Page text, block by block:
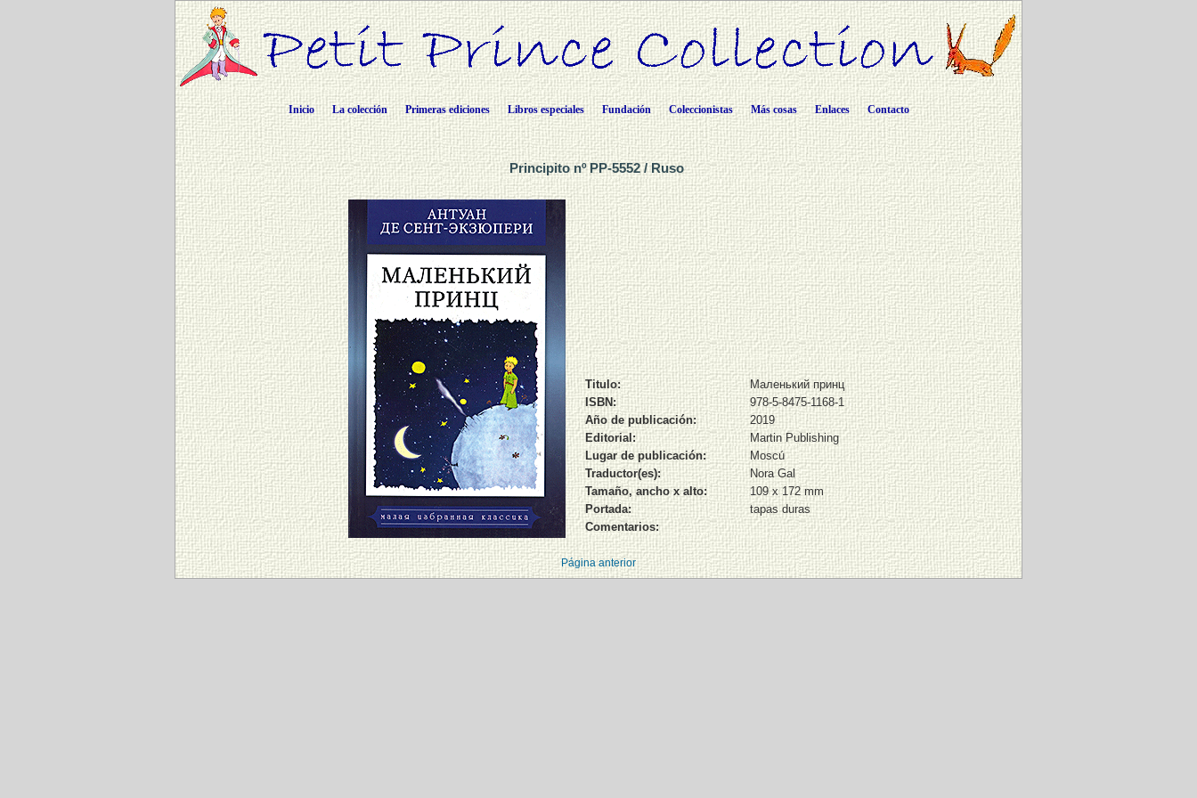
Inicio La colección Primeras ediciones Libros especiales Fundación Coleccionistas Más cosas Enlaces Contacto
Principito nº PP-5552 / Ruso
Titulo:
Маленький принц
ISBN:
978-5-8475-1168-1
Año de publicación:
2019
Editorial:
Martin Publishing
Lugar de publicación:
Moscú
Traductor(es):
Nora Gal
Tamaño, ancho x alto:
109 x 172 mm
Portada:
tapas duras
Comentarios:
Página anterior